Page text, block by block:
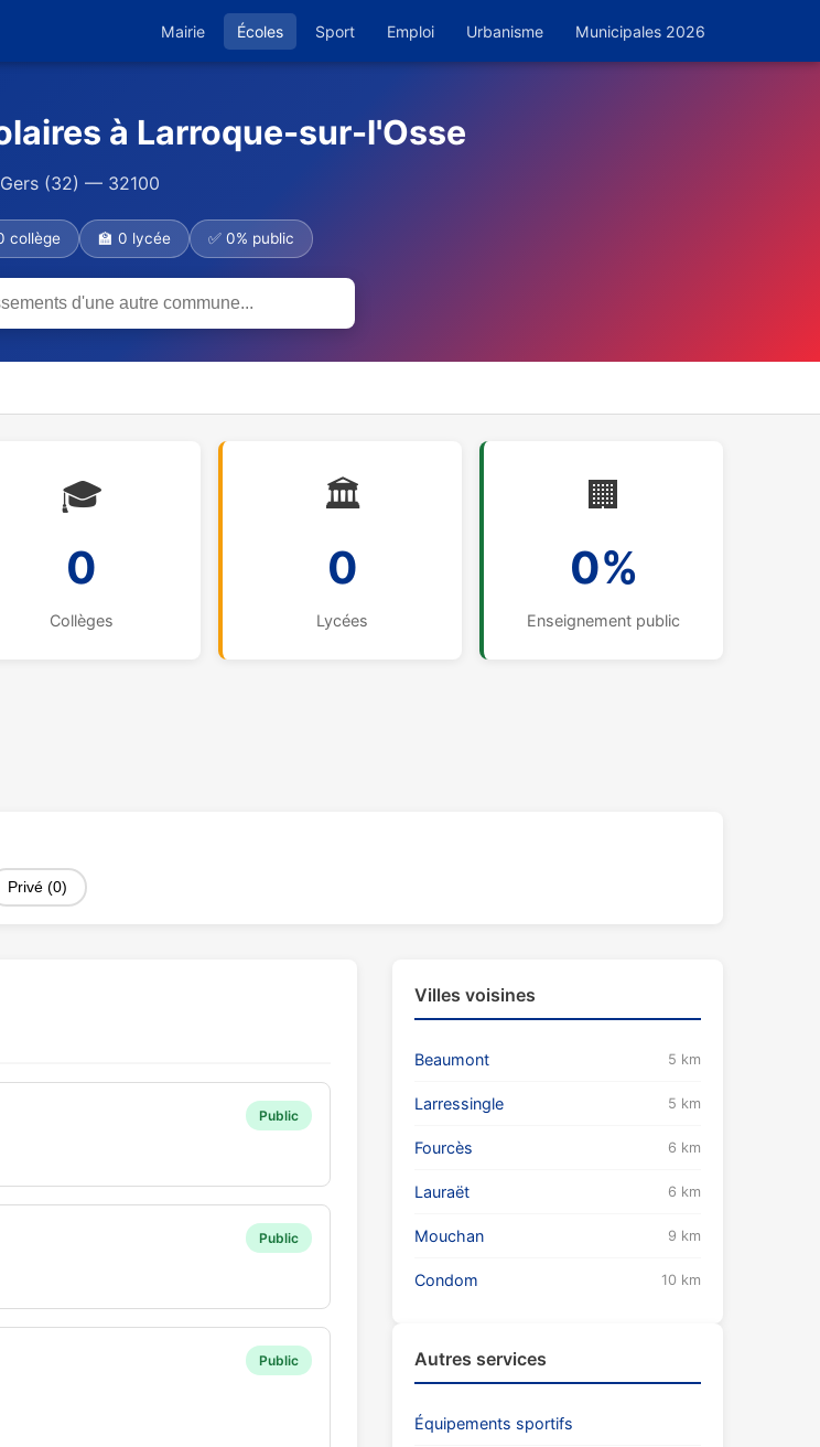
Mairie Écoles Sport Emploi Urbanisme Municipales 2026
à Larroque-sur-l'Osse
Gers (32) — 32100
collège 🏫 0 lycée ✅ 0% public
🎓
0
Collèges
🏛️
0
Lycées
🏢
0%
Enseignement public
Privé (0)
Public
Public
Public
Villes voisines
Beaumont 5 km
Larressingle 5 km
Fourcès 6 km
Lauraët 6 km
Mouchan 9 km
Condom 10 km
Autres services
Équipements sportifs